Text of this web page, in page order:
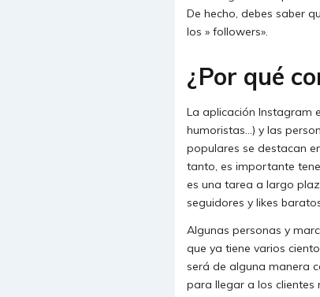
De hecho, debes saber
los » followers».
¿Por qué
La aplicación Instagram
humoristas…) y las
populares se destacan
tanto, es importante
es una tarea a largo
seguidores y likes
Algunas personas y
que ya tiene varios
será de alguna manera
para llegar a los clientes